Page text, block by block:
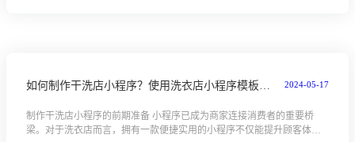
如何制作干洗店小程序？使用洗衣店小程序模板快速制作 2024-05-17
制作干洗店小程序的前期准备 小程序已成为商家连接消费者的重要桥
梁。对于洗衣店而言，拥有一款便捷实用的小程序不仅能提升顾客体